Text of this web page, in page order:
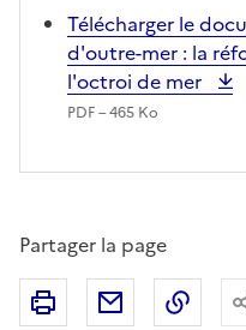
Télécharger le
d'outre-mer : la
l'octroi de mer
PDF – 465 Ko
Partager la page
Imprimer Partager